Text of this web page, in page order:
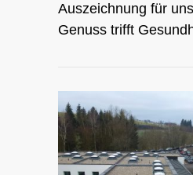
Auszeichnung für
Genuss trifft